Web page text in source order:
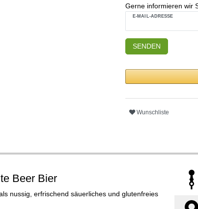
Gerne informieren wir
E-MAIL-ADRESSE
SENDEN
Wunschliste
Beer Bier
nussig, erfrischend säuerliches und glutenfreies